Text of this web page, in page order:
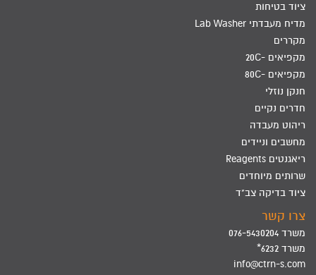
ציוד בטיחות
מדיח מעבדתי Lab Washer
מקררים
מקפיאים -20C
מקפיאים -80C
חנקן נוזלי
חדרים נקיים
ריהוט מעבדה
מחשבים וניידים
ריאגנטים Reagents
שרותים מיוחדים
ציוד בדיקה צב"ד
צרו קשר
משרד 076-5430204
משרד 6232*
info@ctrn-s.com